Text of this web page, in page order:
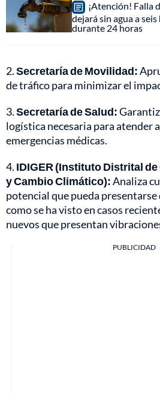
¡Atención! Falla
dejará sin agua a
durante 24 horas
2.Secretaría de Movilidad:
de tráfico para minimizar el
3.Secretaría de Salud:
logística necesaria para atender
emergencias médicas.
4. IDIGER (Instituto Distrital
y Cambio Climático):Analiza
potencial que pueda
como se ha visto en casos
nuevos que presentan
PUBLICIDAD